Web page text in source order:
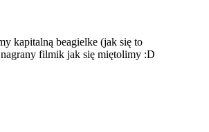
kapitalną beagielke (jak się to
filmik jak się miętolimy :D